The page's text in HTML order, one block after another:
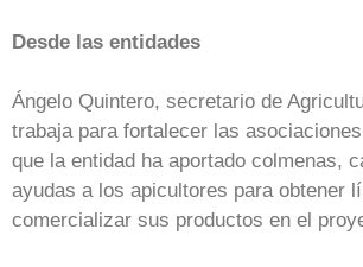
Desde las entidades
Ángelo Quintero, secretario de
trabaja para fortalecer las
que la entidad ha aportado colmenas,
ayudas a los apicultores para obtener
comercializar sus productos en el